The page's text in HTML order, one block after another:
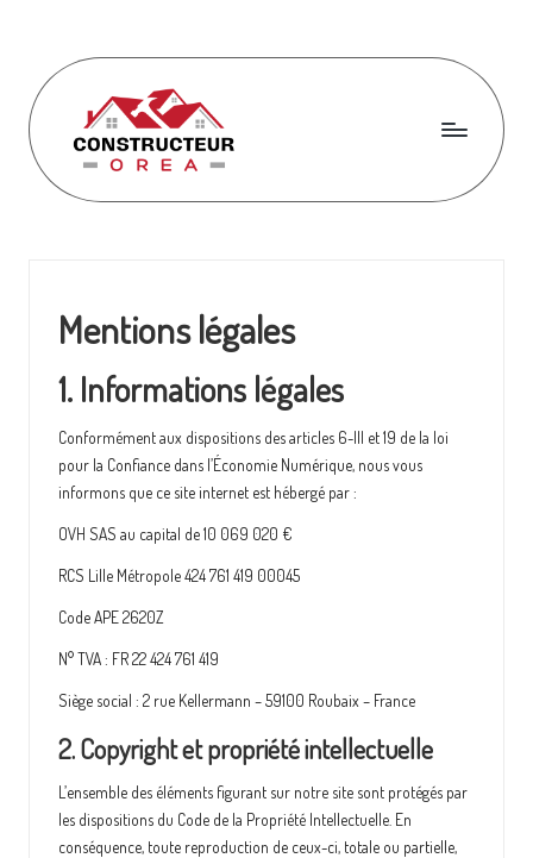
content
C
s
t
r
u
c
t
e
u
r
o
r
e
a
Mentions légales
1. Informations légales
Conformément aux dispositions des articles 6-III et 19 de la loi
pour la Confiance dans l’Économie Numérique, nous vous
informons que ce site internet est hébergé par :
OVH SAS au capital de 10 069 020 €
RCS Lille Métropole 424 761 419 00045
Code APE 2620Z
N° TVA : FR 22 424 761 419
Siège social : 2 rue Kellermann – 59100 Roubaix – France
2. Copyright et propriété intellectuelle
L’ensemble des éléments figurant sur notre site sont protégés par
les dispositions du Code de la Propriété Intellectuelle. En
conséquence, toute reproduction de ceux-ci, totale ou partielle,